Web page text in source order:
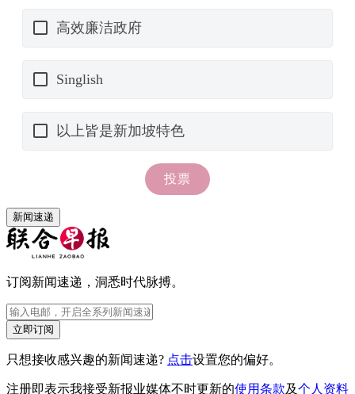
新闻速递
订阅新闻速递，洞悉时代脉搏。
立即订阅
只想接收感兴趣的新闻速递? 点击设置您的偏好。
注册即表示我接受新报业媒体不时更新的使用条款及个人资料